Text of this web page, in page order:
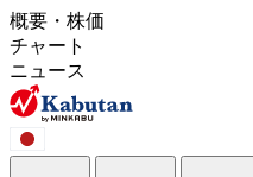
概要・株価
チャート
ニュース